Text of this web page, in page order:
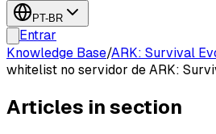
PT-BR
Entrar
Knowledge Base/ARK: Survival
whitelist no servidor de ARK:
Articles in section